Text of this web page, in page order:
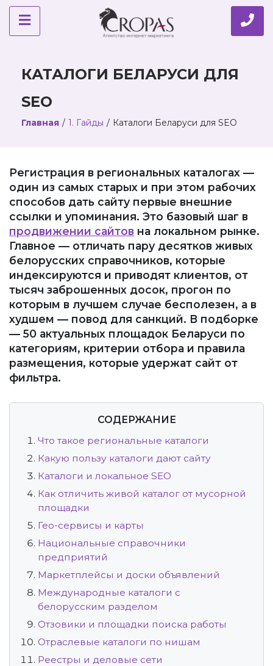
КАТАЛОГИ БЕЛАРУСИ ДЛЯ
SEO
Главная / 1. Гайды / Каталоги Беларуси для SEO
Регистрация в региональных каталогах —
один из самых старых и при этом рабочих
способов дать сайту первые внешние
ссылки и упоминания. Это базовый шаг в
продвижении сайтов на локальном рынке.
Главное — отличать пару десятков живых
белорусских справочников, которые
индексируются и приводят клиентов, от
тысяч заброшенных досок, прогон по
которым в лучшем случае бесполезен, а в
худшем — повод для санкций. В подборке
— 50 актуальных площадок Беларуси по
категориям, критерии отбора и правила
размещения, которые удержат сайт от
фильтра.
СОДЕРЖАНИЕ
Что такое региональные каталоги
Какую пользу каталоги дают сайту
Каталоги и локальное SEO
Как отличить живой каталог от мусорной
площадки
Гео-сервисы и карты
Национальные справочники
предприятий
Маркетплейсы и доски объявлений
Международные каталоги с
белорусским разделом
Отзовики и площадки поиска работы
Отраслевые каталоги по нишам
Реестры и деловые сети